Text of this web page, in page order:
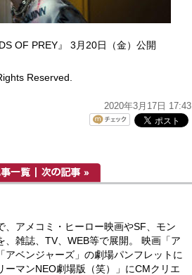
OF PREY』 3月20日（金）公開
Reserved.
2020年3月17日 17:43
、アメコミ・ヒーロー映画やSF、モン
、雑誌、TV、WEB等で展開。 映画「ア
アベンジャーズ」の劇場パンフレットに
ーマンNEO劇場版（笑）」にCMクリエ